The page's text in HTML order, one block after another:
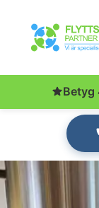
Betyg